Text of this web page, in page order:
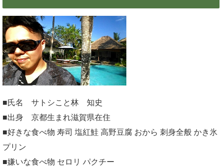
■氏名 サトシこと林 知史
■出身 京都生まれ滋賀県在住
■好きな食べ物 寿司 塩紅鮭 高野豆腐 おから 刺身全般 かき氷
プリン
■嫌いな食べ物 セロリ パクチー